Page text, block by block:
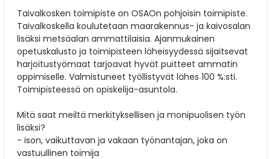
Taivalkosken toimipiste on OSAOn pohjoisin toimipiste.
Taivalkoskella koulutetaan maarakennus- ja kaivosalan
lisäksi metsäalan ammattilaisia. Ajanmukainen
opetuskalusto ja toimipisteen läheisyydessä sijaitsevat
harjoitustyömaat tarjoavat hyvät puitteet ammatin
oppimiselle. Valmistuneet työllistyvät lähes 100 %:sti.
Toimipisteessä on opiskelija-asuntola.
Mitä saat meiltä merkityksellisen ja monipuolisen työn
lisäksi?
- ison, vaikuttavan ja vakaan työnantajan, joka on
vastuullinen toimija